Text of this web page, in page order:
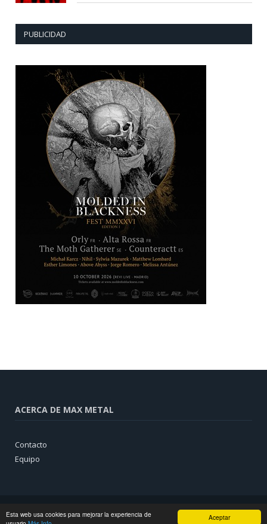
Aceptar
Esta web usa cookies para mejorar la experiencia de
PUBLICIDAD
ACERCA DE MAX METAL
Contacto
Equipo